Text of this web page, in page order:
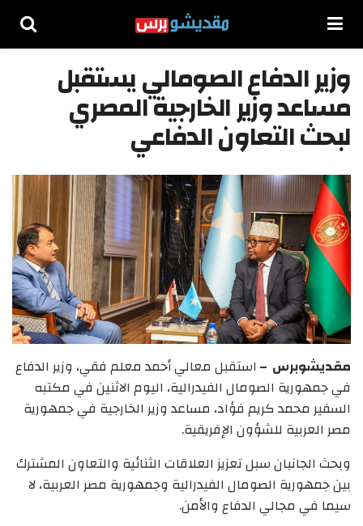
وزير الدفاع الصومالي يستقبل
مساعد وزير الخارجية المصري
لبحث التعاون الدفاعي
مقديشوبرس – استقبل معالي أحمد معلم فقي، وزير الدفاع
في جمهورية الصومال الفيدرالية، اليوم الاثنين في مكتبه
السفير محمد كريم فؤاد، مساعد وزير الخارجية في جمهورية
مصر العربية للشؤون الإفريقية.
وبحث الجانبان سبل تعزيز العلاقات الثنائية والتعاون المشترك
بين جمهورية الصومال الفيدرالية وجمهورية مصر العربية، لا
سيما في مجالي الدفاع والأمن.